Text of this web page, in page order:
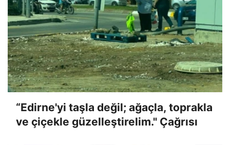
“Edirne'yi taşla değil; ağaçla, toprakla
ve çiçekle güzelleştirelim." Çağrısı